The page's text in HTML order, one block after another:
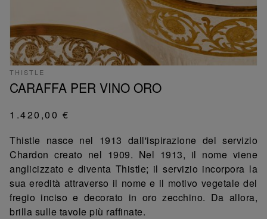
THISTLE
CARAFFA PER VINO ORO
1.420,00 €
Thistle nasce nel 1913 dall'ispirazione del servizio
Chardon creato nel 1909. Nel 1913, il nome viene
anglicizzato e diventa Thistle; il servizio incorpora la
sua eredità attraverso il nome e il motivo vegetale del
fregio inciso e decorato in oro zecchino. Da allora,
brilla sulle tavole più raffinate.